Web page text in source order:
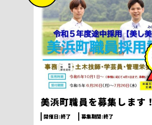
美浜町職員を募集します！
開催日:終了 募集期間:終了